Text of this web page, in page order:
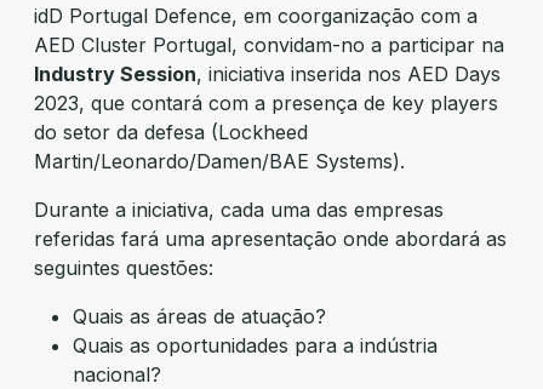
idD Portugal Defence, em coorganização com a
AED Cluster Portugal, convidam-no a participar na
Industry Session, iniciativa inserida nos AED Days
2023, que contará com a presença de key players
do setor da defesa (Lockheed
Martin/Leonardo/Damen/BAE Systems).
Durante a iniciativa, cada uma das empresas
referidas fará uma apresentação onde abordará as
seguintes questões:
Quais as áreas de atuação?
Quais as oportunidades para a indústria
nacional?